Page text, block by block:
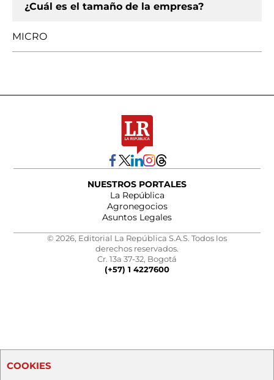
¿Cuál es el tamaño de la empresa?
MICRO
NUESTROS PORTALES
La República
Agronegocios
Asuntos Legales
© 2026, Editorial La República S.A.S. Todos los
derechos reservados.
Cr. 13a 37-32, Bogotá
(+57) 1 4227600
COOKIES